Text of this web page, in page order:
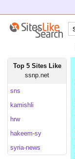
Top 5 Sites Like
ssnp.net
sns
kamishli
hrw
hakeem-sy
syria-news